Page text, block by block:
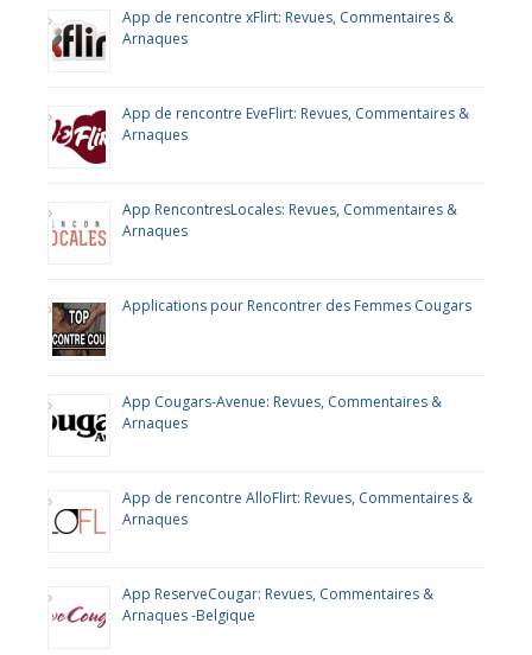
App de rencontre xFlirt: Revues, Commentaires &
Arnaques
App de rencontre EveFlirt: Revues, Commentaires &
Arnaques
App RencontresLocales: Revues, Commentaires &
Arnaques
Applications pour Rencontrer des Femmes Cougars
App Cougars-Avenue: Revues, Commentaires &
Arnaques
App de rencontre AlloFlirt: Revues, Commentaires &
Arnaques
App ReserveCougar: Revues, Commentaires &
Arnaques -Belgique